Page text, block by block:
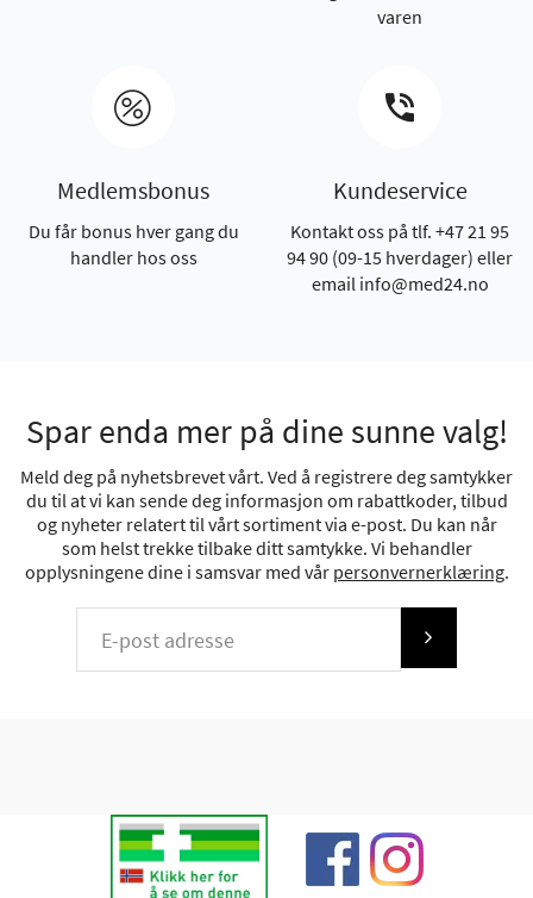
varen
Medlemsbonus
Du får bonus hver gang du
handler hos oss
Kundeservice
Kontakt oss på tlf. +47 21 95
94 90 (09-15 hverdager) eller
email info@med24.no
Spar enda mer på dine sunne valg!
Meld deg på nyhetsbrevet vårt. Ved å registrere deg samtykker
du til at vi kan sende deg informasjon om rabattkoder, tilbud
og nyheter relatert til vårt sortiment via e-post. Du kan når
som helst trekke tilbake ditt samtykke. Vi behandler
opplysningene dine i samsvar med vår personvernerklæring.